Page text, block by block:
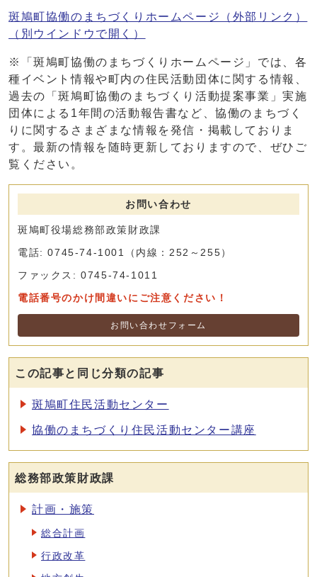
斑鳩町協働のまちづくりホームページ（外部リンク）
（別ウインドウで開く）
※「斑鳩町協働のまちづくりホームページ」では、各
種イベント情報や町内の住民活動団体に関する情報、
過去の「斑鳩町協働のまちづくり活動提案事業」実施
団体による1年間の活動報告書など、協働のまちづく
りに関するさまざまな情報を発信・掲載しておりま
す。最新の情報を随時更新しておりますので、ぜひご
覧ください。
お問い合わせ
斑鳩町役場総務部政策財政課
電話: 0745-74-1001（内線：252～255）
ファックス: 0745-74-1011
電話番号のかけ間違いにご注意ください！
お問い合わせフォーム
この記事と同じ分類の記事
斑鳩町住民活動センター
協働のまちづくり住民活動センター講座
総務部政策財政課
計画・施策
総合計画
行政改革